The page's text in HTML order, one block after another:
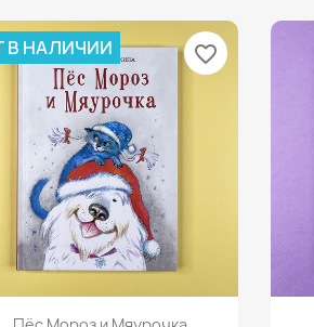
Просмотр
В НАЛИЧИИ favorite_border